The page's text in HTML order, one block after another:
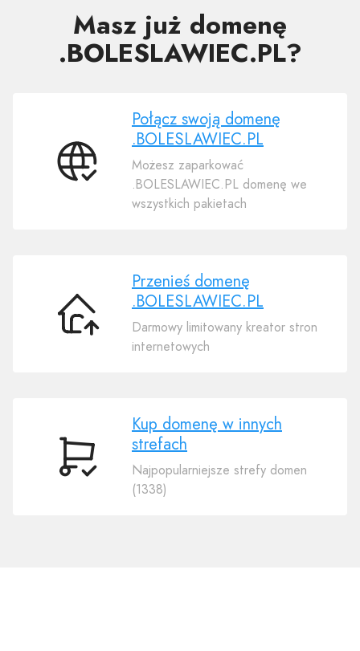
Masz już domenę
.BOLESLAWIEC.PL?
Połącz
Połącz swoją domenę
.BOLESLAWIEC.PL
Możesz zaparkować
.BOLESLAWIEC.PL domenę we
wszystkich pakietach
Przenieś
domenę
Przenieś domenę
.BOLESLAWIEC.PL
Darmowy limitowany kreator stron
internetowych
Kup
Kup domenę w innych
strefach
Najpopularniejsze strefy domen
(1338)